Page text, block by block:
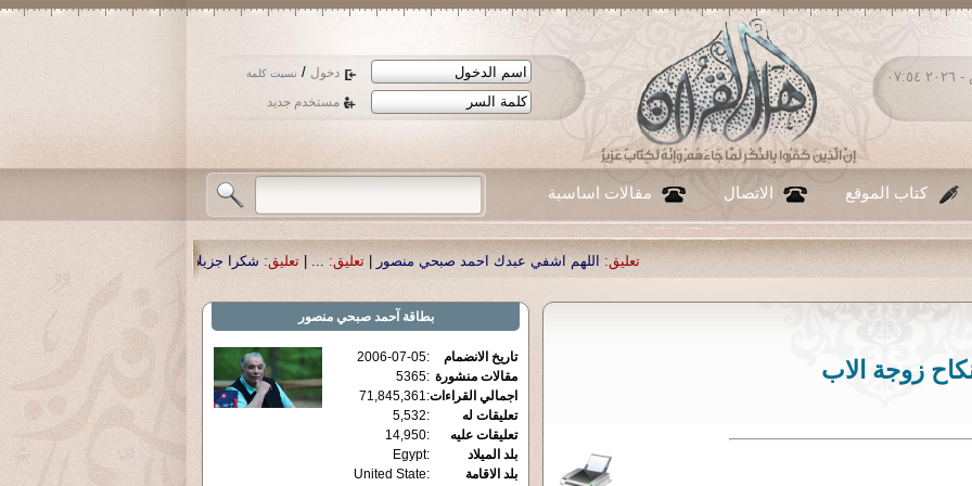
دخول / نسيت كلمة
مستخدم جديد
السبت ٠٨ - أغسطس - ٢٠٢٦ ٠٧:٥٤
كتاب الموقع الاتصال مقالات اساسية
اللهم اشفي عبدك احمد صبحي منصور تعليق: ...
|تعليق: شكرا جزيلا أستاذ حمد الحمد .أكرمكم الله .
زوجة الاب
بطاقة آحمد صبحي منصور
تاريخ الانضمام :
2006-07-05
مقالات منشورة :
5365
اجمالي القراءات:
71,845,361
تعليقات له
:
5,532
تعليقات عليه
:
14,950
بلد الميلاد
:
Egypt
بلد الاقامة
:
United State